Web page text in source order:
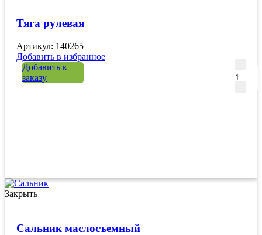
Тяга рулевая
Артикул: 140265
Добавить в избранное
Добавить к
заказу
Закрыть
Сальник маслосъемный